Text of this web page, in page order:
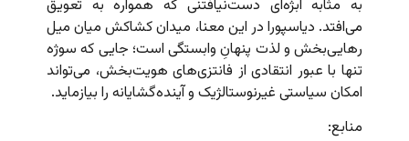
به مثابه ابژه‌ای دست‌نیافتنی که همواره به تعویق
می‌افتد. دیاسپورا در این معنا، میدان کشاکش میان میل
رهایی‌بخش و لذت پنهانِ وابستگی است؛ جایی که سوژه
تنها با عبور انتقادی از فانتزی‌های هویت‌بخش، می‌تواند
امکان سیاستی غیرنوستالژیک و آینده‌گشایانه را بیازماید.
منابع: